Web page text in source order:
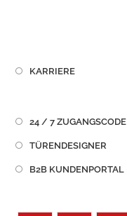
KARRIERE
24 / 7 ZUGANGSCODE
TÜRENDESIGNER
B2B KUNDENPORTAL